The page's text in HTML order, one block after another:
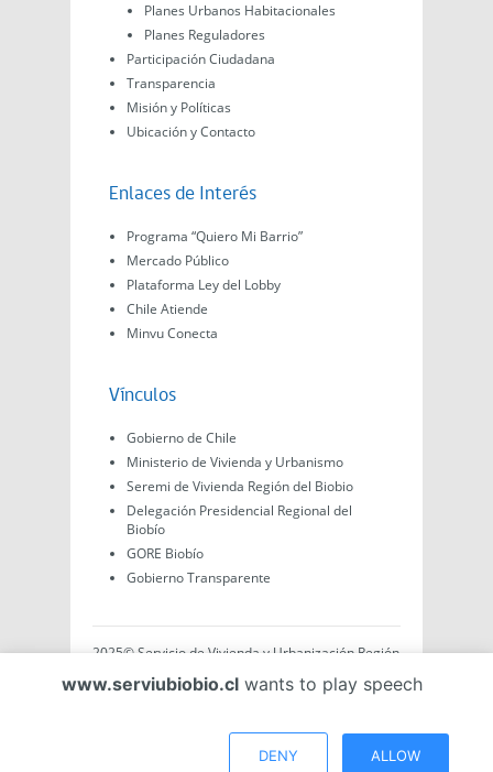
Planes Urbanos Habitacionales
Planes Reguladores
Participación Ciudadana
Transparencia
Misión y Políticas
Ubicación y Contacto
Enlaces de Interés
Programa “Quiero Mi Barrio”
Mercado Público
Plataforma Ley del Lobby
Chile Atiende
Minvu Conecta
Vínculos
Gobierno de Chile
Ministerio de Vivienda y Urbanismo
Seremi de Vivienda Región del Biobio
Delegación Presidencial Regional del
Biobío
GORE Biobío
Gobierno Transparente
2025© Servicio de Vivienda y Urbanización Región
Región del Biobío, Chile. Todo el contenido de este
www.serviubiobio.cl wants to play speech
DENY ALLOW